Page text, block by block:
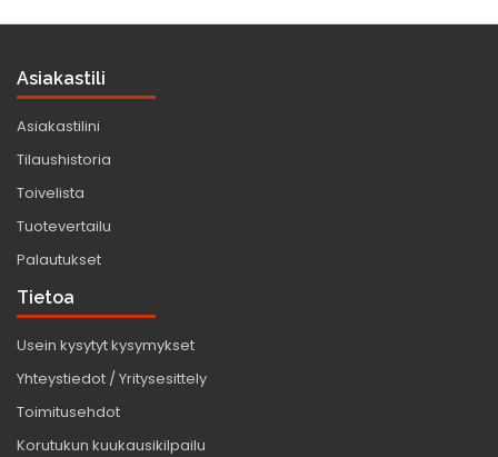
Asiakastili
Asiakastilini
Tilaushistoria
Toivelista
Tuotevertailu
Palautukset
Tietoa
Usein kysytyt kysymykset
Yhteystiedot / Yritysesittely
Toimitusehdot
Korutukun kuukausikilpailu